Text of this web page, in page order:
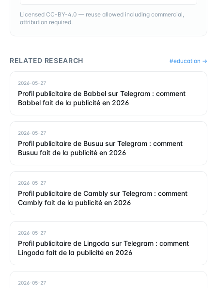
Licensed CC-BY-4.0 — reuse allowed including commercial,
attribution required.
RELATED RESEARCH #education →
2026-05-27
Profil publicitaire de Babbel sur Telegram : comment
Babbel fait de la publicité en 2026
2026-05-27
Profil publicitaire de Busuu sur Telegram : comment
Busuu fait de la publicité en 2026
2026-05-27
Profil publicitaire de Cambly sur Telegram : comment
Cambly fait de la publicité en 2026
2026-05-27
Profil publicitaire de Lingoda sur Telegram : comment
Lingoda fait de la publicité en 2026
2026-05-27